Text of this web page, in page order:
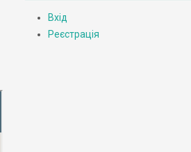
Вхід
Реєстрація